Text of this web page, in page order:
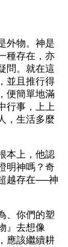
外物。神是
種存在，亦
問。就在這
並且推行得
便簡單地滿
行事，上上
，生活多麼
本上，他認
明神嗎？奇
越存在──神
、你們的塑
』去想像
應該繼續耕